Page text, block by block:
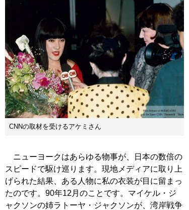
CNNの取材を受けるアケミさん
ニューヨークはあらゆる物事が、日本の数倍の
スピードで駆け巡ります。現地メディアに取り上
げられた結果、ある人物に私の衣装が目に留まっ
たのです。90年12月のことです。マイケル・ジ
ャクソンの姉ラトーヤ・ジャクソンが、湾岸戦争